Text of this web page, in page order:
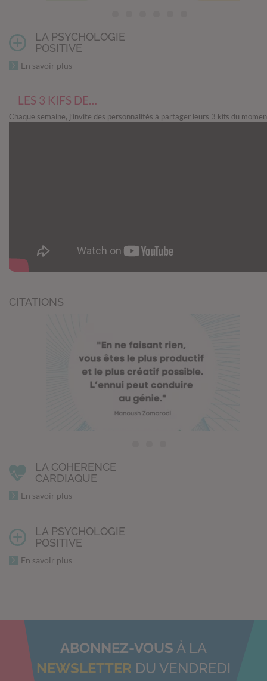
LA PSYCHOLOGIE
POSITIVE
En savoir plus
LES 3 KIFS DE…
Chaque semaine, j’invite des personnalités à partager leurs 3 kifs du
CITATIONS
LA COHERENCE
CARDIAQUE
En savoir plus
LA PSYCHOLOGIE
POSITIVE
En savoir plus
ABONNEZ-VOUS À LA
NEWSLETTER DU VENDREDI